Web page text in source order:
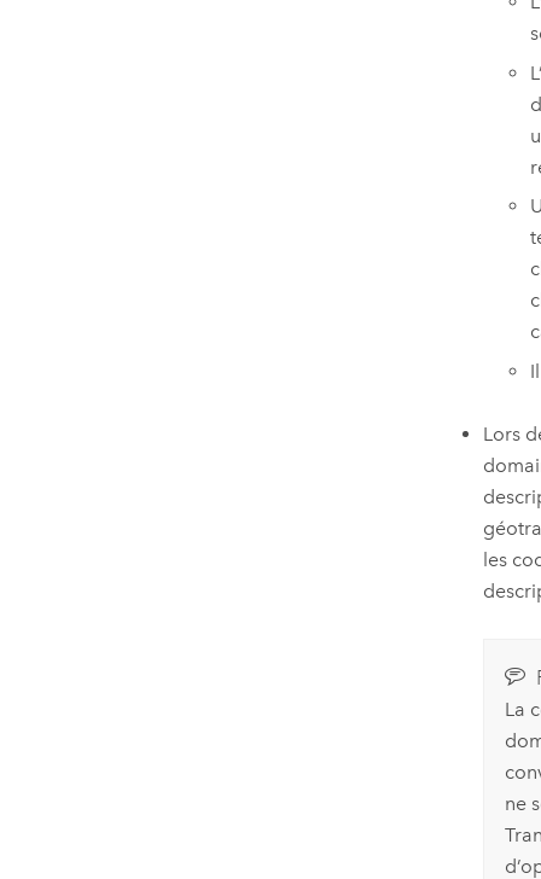
Lors
les
La
ne